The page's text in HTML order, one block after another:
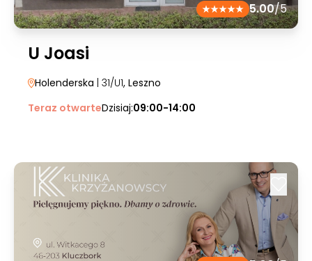
5.00/5
U Joasi
Holenderska | 31/U1, Leszno
Teraz otwarteDzisiaj:09:00-14:00